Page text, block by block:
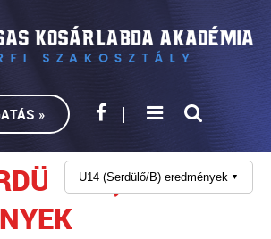
»
B)
U14 (Serdülő/B) eredmények ▼